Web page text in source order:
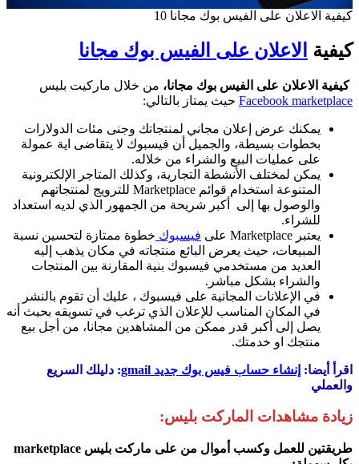
كيفية الاعلان على الفيس بوك مجانا 10
كيفية الاعلان على الفيس بوك مجانا
كيفية الاعلان على الفيس بوك مجانا، من خلال ماركيت بليس
Facebook marketplace حيث يمتاز بالتالي:
يمكنك عرض إعلان مجاني لمنتجاتك وجنى مئات الدولارات
بخطوات بسيطة، والجميل أن فيسبوك لا يتقاضى اية عمولة
على عمليات البيع والشراء من خلاله.
يمكن لمختلف الأنشطة التجارية، وكذلك المتاجر الإلكترونية
المتنوعة استخدام قوائم Marketplace للترويج لمنتجاتهم
والوصول بها إلى أكبر شريحة من الجمهور الذي لديه استعداد
للشراء.
يعتبر Marketplace على
فيسبوك خطوة ممتازة لتحسين نسبة
المبيعات، حيث يعرض البائع منتجاته في مكان يذهب إليه
العديد من مستخدمي فيسبوك بنية المقارنة بين المنتجات
والشراء بشكل مباشر.
في الإعلانات المجانية على فيسبوك ، عليك أن تقوم بالنشر
في المكان المناسب للإعلان الذي ترغب في تسويقه بحيث أنه
يصل إلى أكبر قدر ممكن من المشاهدين مجانا، من أجل بيع
منتجك او خدمتك.
اقرأ أيضا: إنشاء حساب فيس بوك جديد gmail
: دليلك السريع
والعملي
زيادة مشاهدات الماركت بليس: